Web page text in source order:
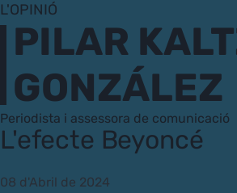
L'OPINIÓ
PILAR
GONZÁLEZ
Periodista i assessora de comunicació
L'efecte Beyoncé
08 d'Abril de 2024